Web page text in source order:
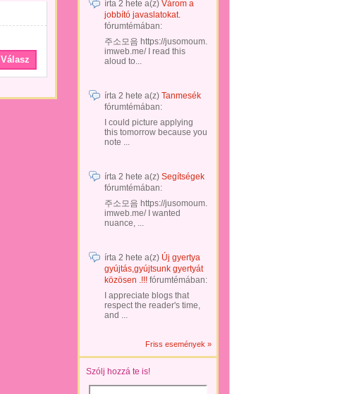
Válasz
írta 2 hete a(z) Várom a
jobbító javaslatokat.
fórumtémában:
주소모음 https://jusomoum.
imweb.me/ I read this
aloud to...
írta 2 hete a(z) Tanmesék
fórumtémában:
I could picture applying
this tomorrow because you
note ...
írta 2 hete a(z) Segítségek
fórumtémában:
주소모음 https://jusomoum.
imweb.me/ I wanted
nuance, ...
írta 2 hete a(z) Új gyertya
gyújtás,gyújtsunk gyertyát
közösen .!!! fórumtémában:
I appreciate blogs that
respect the reader's time,
and ...
Friss események »
Szólj hozzá te is!